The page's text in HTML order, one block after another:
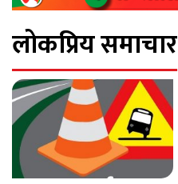
लोकप्रिय समाचार